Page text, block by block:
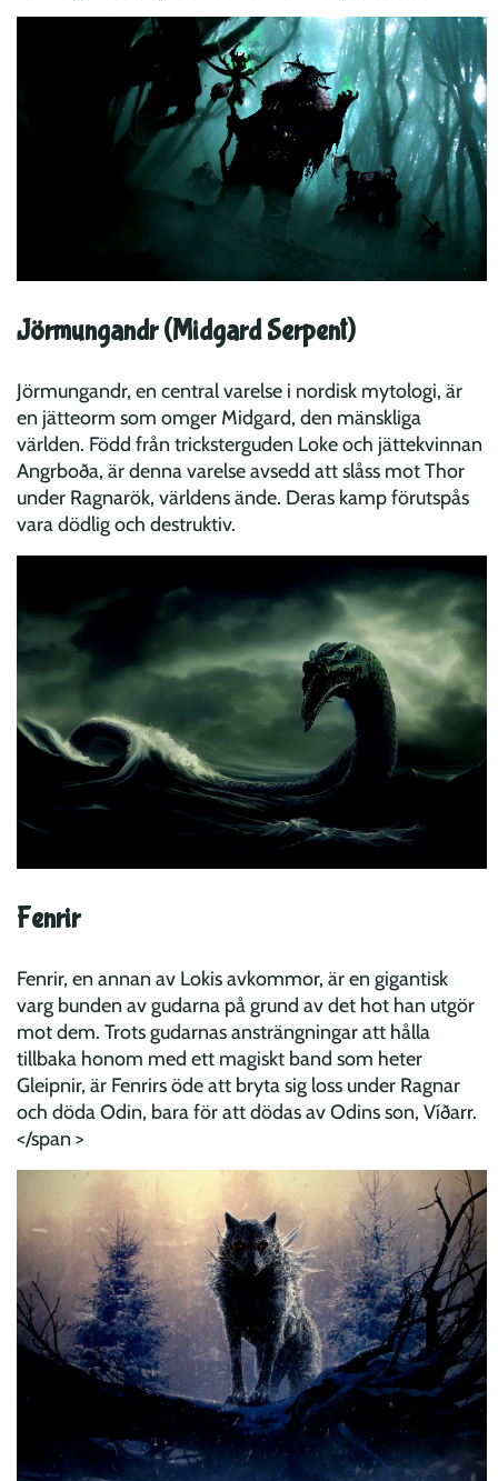
Jörmungandr (Midgard Serpent)
Jörmungandr, en central varelse i nordisk mytologi, är
en jätteorm som omger Midgard, den mänskliga
världen. Född från tricksterguden Loke och jättekvinnan
Angrboða, är denna varelse avsedd att slåss mot Thor
under Ragnarök, världens ände. Deras kamp förutspås
vara dödlig och destruktiv.
Fenrir
Fenrir, en annan av Lokis avkommor, är en gigantisk
varg bunden av gudarna på grund av det hot han utgör
mot dem. Trots gudarnas ansträngningar att hålla
tillbaka honom med ett magiskt band som heter
Gleipnir, är Fenrirs öde att bryta sig loss under Ragnar
och döda Odin, bara för att dödas av Odins son, Víðarr.
</span >